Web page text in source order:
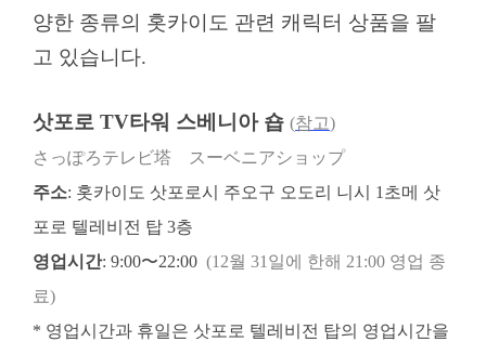
양한 종류의 홋카이도 관련 캐릭터 상품을 팔
고 있습니다.
삿포로 TV타워 스베니아 숍 (참고)
さっぽろテレビ塔 スーベニアショップ
주소: 홋카이도 삿포로시 주오구 오도리 니시 1초메 삿
포로 텔레비전 탑 3층
영업시간: 9:00〜22:00 (12월 31일에 한해 21:00 영업 종
료)
* 영업시간과 휴일은 삿포로 텔레비전 탑의 영업시간을